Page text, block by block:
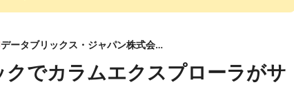
データブリックス・ジャパン株式会社
でカラムエクスプローラがサ